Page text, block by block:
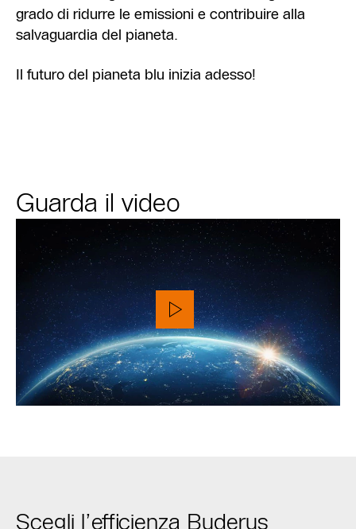
grado di ridurre le emissioni e contribuire alla
salvaguardia del pianeta.
Il futuro del pianeta blu inizia adesso!
Guarda il video
Scegli l’efficienza Buderus